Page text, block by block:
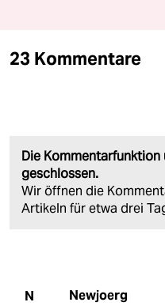
23 Kommentare
Die
geschlossen.
Wir öffnen die
Artikeln für etwa drei
N Newjoerg